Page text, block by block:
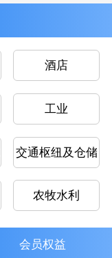
酒店
工业
交通枢纽及仓储
农牧水利
会员权益